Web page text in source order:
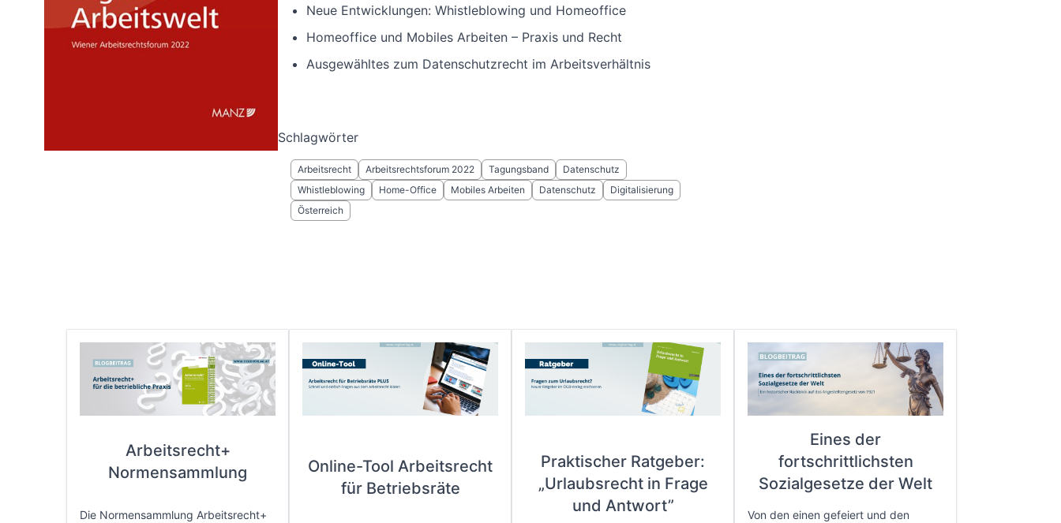
Neue Entwicklungen: Whistleblowing und Homeoffice
Homeoffice und Mobiles Arbeiten – Praxis und Recht
Ausgewähltes zum Datenschutzrecht im Arbeitsverhältnis
Schlagwörter
Arbeitsrecht Arbeitsrechtsforum 2022 Tagungsband
Datenschutz
Whistleblowing
Home-Office Mobiles Arbeiten Datenschutz
Digitalisierung
Österreich
Arbeitsrecht+
Normensammlung
Die Normensammlung Arbeitsrecht+
Online-Tool Arbeitsrecht
für Betriebsräte
Praktischer Ratgeber:
„Urlaubsrecht in Frage
und Antwort”
Eines der
fortschrittlichsten
Sozialgesetze der Welt
Von den einen gefeiert und den